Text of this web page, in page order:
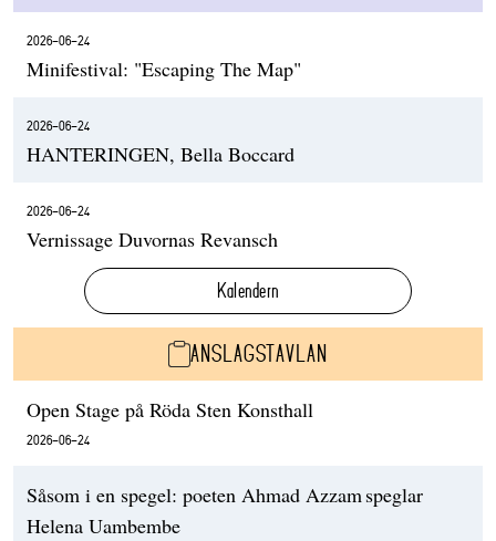
2026-06-24
Minifestival: "Escaping The Map"
2026-06-24
HANTERINGEN, Bella Boccard
2026-06-24
Vernissage Duvornas Revansch
Kalendern
ANSLAGSTAVLAN
Open Stage på Röda Sten Konsthall
2026-06-24
Såsom i en spegel: poeten Ahmad Azzam speglar
Helena Uambembe